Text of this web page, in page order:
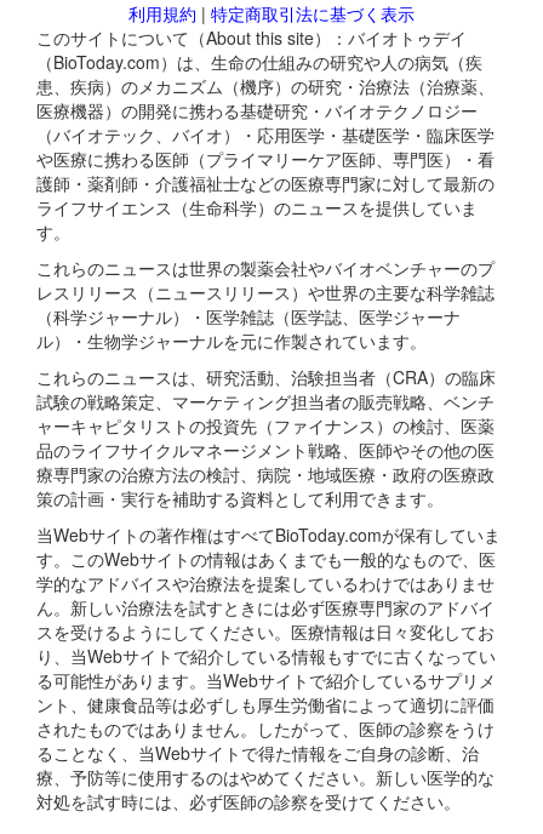
利用規約 | 特定商取引法に基づく表示
このサイトについて（About this site）：バイオトゥデイ
（BioToday.com）は、生命の仕組みの研究や人の病気（疾
患、疾病）のメカニズム（機序）の研究・治療法（治療薬、
医療機器）の開発に携わる基礎研究・バイオテクノロジー
（バイオテック、バイオ）・応用医学・基礎医学・臨床医学
や医療に携わる医師（プライマリーケア医師、専門医）・看
護師・薬剤師・介護福祉士などの医療専門家に対して最新の
ライフサイエンス（生命科学）のニュースを提供していま
す。
これらのニュースは世界の製薬会社やバイオベンチャーのプ
レスリリース（ニュースリリース）や世界の主要な科学雑誌
（科学ジャーナル）・医学雑誌（医学誌、医学ジャーナ
ル）・生物学ジャーナルを元に作製されています。
これらのニュースは、研究活動、治験担当者（CRA）の臨床
試験の戦略策定、マーケティング担当者の販売戦略、ベンチ
ャーキャピタリストの投資先（ファイナンス）の検討、医薬
品のライフサイクルマネージメント戦略、医師やその他の医
療専門家の治療方法の検討、病院・地域医療・政府の医療政
策の計画・実行を補助する資料として利用できます。
当Webサイトの著作権はすべてBioToday.comが保有していま
す。このWebサイトの情報はあくまでも一般的なもので、医
学的なアドバイスや治療法を提案しているわけではありませ
ん。新しい治療法を試すときには必ず医療専門家のアドバイ
スを受けるようにしてください。医療情報は日々変化してお
り、当Webサイトで紹介している情報もすでに古くなってい
る可能性があります。当Webサイトで紹介しているサプリメ
ント、健康食品等は必ずしも厚生労働省によって適切に評価
されたものではありません。したがって、医師の診察をうけ
ることなく、当Webサイトで得た情報をご自身の診断、治
療、予防等に使用するのはやめてください。新しい医学的な
対処を試す時には、必ず医師の診察を受けてください。